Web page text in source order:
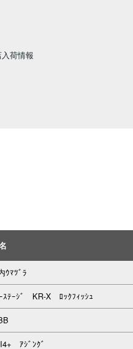
荷情報
ｳﾏﾂﾞﾗ
ｽﾃｰｼﾞ KR-X ﾛｯｸﾌｨｯｼｭ
ｱｼﾞﾝｸﾞ